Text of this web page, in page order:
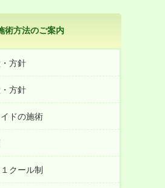
術方法のご案内
方針
方針
ドの施術
クール制